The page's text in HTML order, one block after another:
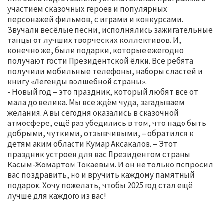
участием сказочных героев и популярных
персонажей фильмов, с играми и конкурсами.
Звучали весёлые песни, исполнялись зажигательные
танцы от лучших творческих коллективов. И,
конечно же, были подарки, которые ежегодно
получают гости Президентской ёлки. Все ребята
получили мобильные телефоны, наборы сластей и
книгу «Легенды волшебной страны».
- Новый год – это праздник, который любят все от
мала до велика. Мы все ждём чуда, загадываем
желания. А вы сегодня оказались в сказочной
атмосфере, ещё раз убедились в том, что надо быть
добрыми, чуткими, отзывчивыми, – обратился к
детям аким области Кумар Аксакалов. – Этот
праздник устроен для вас Президентом страны
Касым-Жомартом Токаевым. И он не только попросил
вас поздравить, но и вручить каждому памятный
подарок. Хочу пожелать, чтобы 2025 год стал ещё
лучше для каждого из вас!